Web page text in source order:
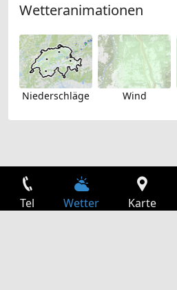
Wetteranimationen
Niederschläge Wind
Tel Wetter Karte